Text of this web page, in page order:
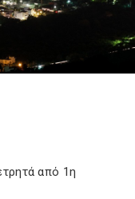
από 1η